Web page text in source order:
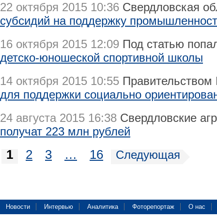
22 октября 2015 10:36 Свердловская
субсидий на поддержку
16 октября 2015 12:09 Под статью
детско-юношеской спортивной школы
14 октября 2015 10:55
для поддержки социально
24 августа 2015 16:38 Свердловские
получат 223 млн рублей
1 2 3 … 16 Следующая
Новости Интервью Аналитика Фоторепортаж О нас